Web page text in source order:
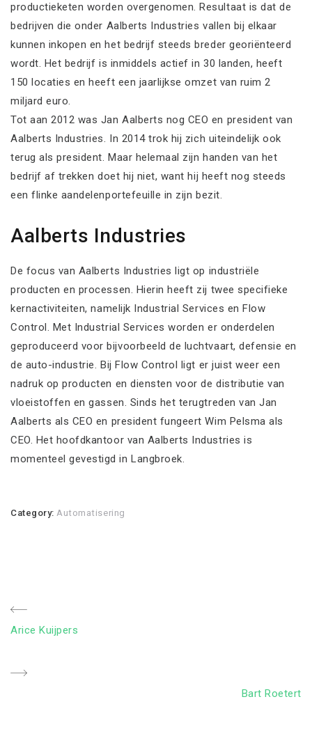
productieketen worden overgenomen. Resultaat is dat de
bedrijven die onder Aalberts Industries vallen bij elkaar
kunnen inkopen en het bedrijf steeds breder georiënteerd
wordt. Het bedrijf is inmiddels actief in 30 landen, heeft
150 locaties en heeft een jaarlijkse omzet van ruim 2
miljard euro.
Tot aan 2012 was Jan Aalberts nog CEO en president van
Aalberts Industries. In 2014 trok hij zich uiteindelijk ook
terug als president. Maar helemaal zijn handen van het
bedrijf af trekken doet hij niet, want hij heeft nog steeds
een flinke aandelenportefeuille in zijn bezit.
Aalberts Industries
De focus van Aalberts Industries ligt op industriële
producten en processen. Hierin heeft zij twee specifieke
kernactiviteiten, namelijk Industrial Services en Flow
Control. Met Industrial Services worden er onderdelen
geproduceerd voor bijvoorbeeld de luchtvaart, defensie en
de auto-industrie. Bij Flow Control ligt er juist weer een
nadruk op producten en diensten voor de distributie van
vloeistoffen en gassen. Sinds het terugtreden van Jan
Aalberts als CEO en president fungeert Wim Pelsma als
CEO. Het hoofdkantoor van Aalberts Industries is
momenteel gevestigd in Langbroek.
Category:Automatisering
Bericht
Previous
Arice Kuijpers
Next
Bart Roetert